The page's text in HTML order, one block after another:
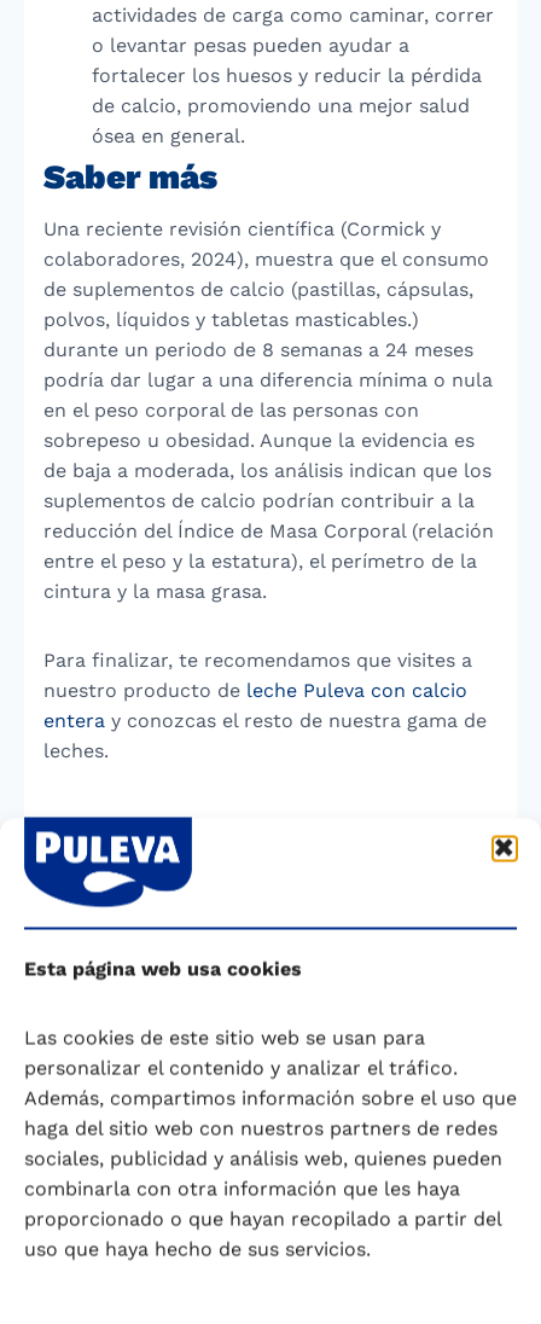
Esta página web usa cookies
Las cookies de este sitio web se usan para
personalizar el contenido y analizar el tráfico.
Además, compartimos información sobre el uso que
haga del sitio web con nuestros partners de redes
sociales, publicidad y análisis web, quienes pueden
combinarla con otra información que les haya
proporcionado o que hayan recopilado a partir del
uso que haya hecho de sus servicios.
actividades de carga como caminar, correr
o levantar pesas pueden ayudar a
fortalecer los huesos y reducir la pérdida
de calcio, promoviendo una mejor salud
ósea en general.
Saber más
Una reciente revisión científica (Cormick y
colaboradores, 2024), muestra que el consumo
de suplementos de calcio (pastillas, cápsulas,
polvos, líquidos y tabletas masticables.)
durante un periodo de 8 semanas a 24 meses
podría dar lugar a una diferencia mínima o nula
en el peso corporal de las personas con
sobrepeso u obesidad. Aunque la evidencia es
de baja a moderada, los análisis indican que los
suplementos de calcio podrían contribuir a la
reducción del Índice de Masa Corporal (relación
entre el peso y la estatura), el perímetro de la
cintura y la masa grasa.
Para finalizar, te recomendamos que visites a
nuestro producto de leche Puleva con calcio
entera y conozcas el resto de nuestra gama de
leches.
—————————————-
Original de Dra. Dª. Ana María Roca Ruiz, Médica
Actualizado y revisado por Dra. Jennifer
Nutrición Humana y Doctora en Ciencias.
Fundación Iberoamericana de Nutrición-FINUT.
Febrero, 2025.
Referencias
Cormick G, Ciapponi A, Harbron J, Perez SM,